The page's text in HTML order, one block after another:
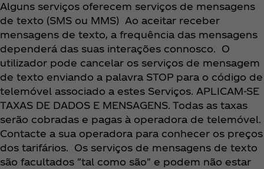
Alguns serviços oferecem serviços de mensagens
de texto (SMS ou MMS) Ao aceitar receber
mensagens de texto, a frequência das mensagens
dependerá das suas interações connosco. O
utilizador pode cancelar os serviços de mensagem
de texto enviando a palavra STOP para o código de
telemóvel associado a estes Serviços. APLICAM-SE
TAXAS DE DADOS E MENSAGENS. Todas as taxas
serão cobradas e pagas à operadora de telemóvel.
Contacte a sua operadora para conhecer os preços
dos tarifários. Os serviços de mensagens de texto
são facultados "tal como são" e podem não estar